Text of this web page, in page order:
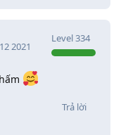
Level334
2021
Trả lời